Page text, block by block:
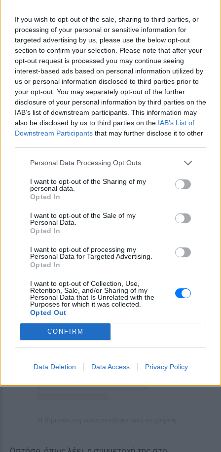
If you wish to opt-out of the sale, sharing to third parties, or
processing of your personal or sensitive information for
targeted advertising by us, please use the below opt-out
section to confirm your selection. Please note that after your
opt-out request is processed you may continue seeing
interest-based ads based on personal information utilized by
us or personal information disclosed to third parties prior to
your opt-out. You may separately opt-out of the further
disclosure of your personal information by third parties on the
IAB’s list of downstream participants. This information may
also be disclosed by us to third parties on the IAB’s List of
Downstream Participants that may further disclose it to other
Personal Data Processing Opt Outs
I want to opt-out of the Sharing of my
personal data.
Opted In
I want to opt-out of the Sale of my
Personal Data.
Opted In
I want to opt-out of processing my
Personal Data for Targeted Advertising.
Opted In
I want to opt-out of Collection, Use,
Retention, Sale, and/or Sharing of my
Personal Data that Is Unrelated with the
Purposes for which it was collected.
Opted Out
CONFIRM
Data Deletion Data Access Privacy Policy
στιγμές ως ευκαιρίες εξέλιξης.
«Νομίζω ότι αυτό με βοηθά να παραμένω
ενθουσιασμένη και να σκέφτομαι: “ΟΚ, υπάρχει κάτι
να μάθω από αυτό”», προσθέτει. «Και να μην είμαι
τόσο άκαμπτη με τα πράγματα, αλλά να διασκεδάζω
και να αισθάνομαι ελεύθερη. Τώρα πια τις
λατρεύω».Παρά τη βοήθεια και τις συμβουλές του
πατέρα της, η Μπέλα δεν υποτιμά καθόλου τη
δουλειά που απαιτείται για να φτάσει κανείς στην
είναι ο τρόπος με τον οποίο χτίζει τη δική της
αυτοπεποίθηση.
Δείτε αυτή τη δημοσίευση στο Instagram.